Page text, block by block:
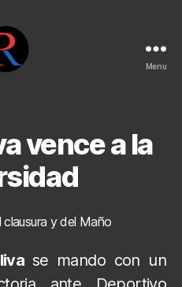
Menu
vence a la
clausura y del Maño
se mando con un